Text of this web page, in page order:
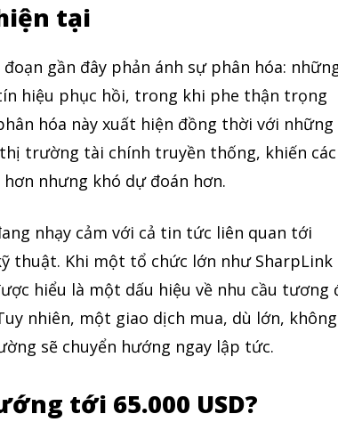
tại
gần đây phản ánh sự phân hóa:
hiệu phục hồi, trong khi phe thận trọng
hóa này xuất hiện đồng thời với những
trường tài chính truyền thống, khiến các
nhưng khó dự đoán hơn.
nhạy cảm với cả tin tức liên quan tới
thuật. Khi một tổ chức lớn như SharpLink
hiểu là một dấu hiệu về nhu cầu tương
nhiên, một giao dịch mua, dù lớn, không
sẽ chuyển hướng ngay lập tức.
tới 65.000 USD?